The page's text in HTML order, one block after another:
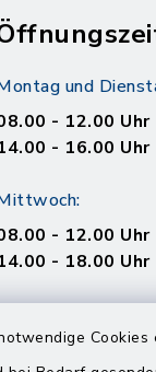
und
- 12.00
- 16.00
- 12.00 Uhr
- 18.00